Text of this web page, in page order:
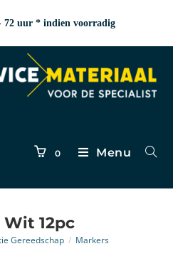
72 uur * indien voorradig
0 Menu
12pc
Gereedschap / Markers